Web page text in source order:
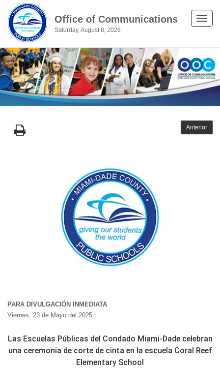
Office of Communications
Saturday, August 8, 2026
Toggle
Anterior
PARA DIVULGACIÓN INMEDIATA
Viernes, 23 de Mayo del 2025
Las Escuelas Públicas del Condado Miami-Dade celebran
una ceremonia de corte de cinta en la escuela Coral Reef
Elementary School